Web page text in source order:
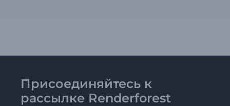
Присоединяйтесь к
рассылке Renderforest